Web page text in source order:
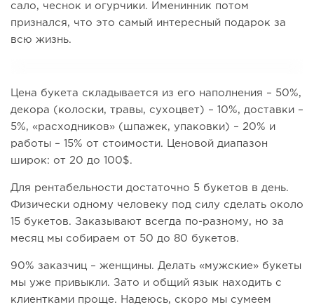
сало, чеснок и огурчики. Именинник потом
признался, что это самый интересный подарок за
всю жизнь.
Цена букета складывается из его наполнения – 50%,
декора (колоски, травы, сухоцвет) – 10%, доставки –
5%, «расходников» (шпажек, упаковки) – 20% и
работы – 15% от стоимости. Ценовой диапазон
широк: от 20 до 100$.
Для рентабельности достаточно 5 букетов в день.
Физически одному человеку под силу сделать около
15 букетов. Заказывают всегда по-разному, но за
месяц мы собираем от 50 до 80 букетов.
90% заказчиц – женщины. Делать «мужские» букеты
мы уже привыкли. Зато и общий язык находить с
клиентками проще. Надеюсь, скоро мы сумеем